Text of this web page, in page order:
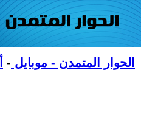
الحوار المتمدن - موبايل -